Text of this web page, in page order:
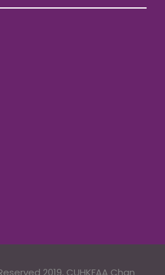
2019, CUHKFAA Chan